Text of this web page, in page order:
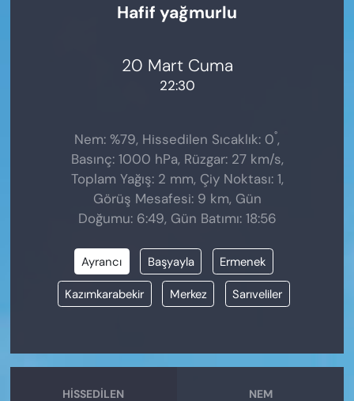
Hafif yağmurlu
20 Mart Cuma
22:30
Nem: %79, Hissedilen Sıcaklık: 0°,
Basınç: 1000 hPa, Rüzgar: 27 km/s,
Toplam Yağış: 2 mm, Çiy Noktası: 1,
Görüş Mesafesi: 9 km, Gün
Doğumu: 6:49, Gün Batımı: 18:56
Ayrancı Başyayla Ermenek
Kazımkarabekir Merkez Sarıveliler
HISSEDILEN NEM